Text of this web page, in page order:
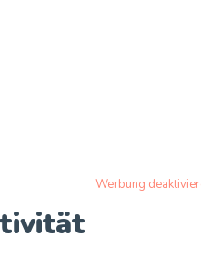
Werbung